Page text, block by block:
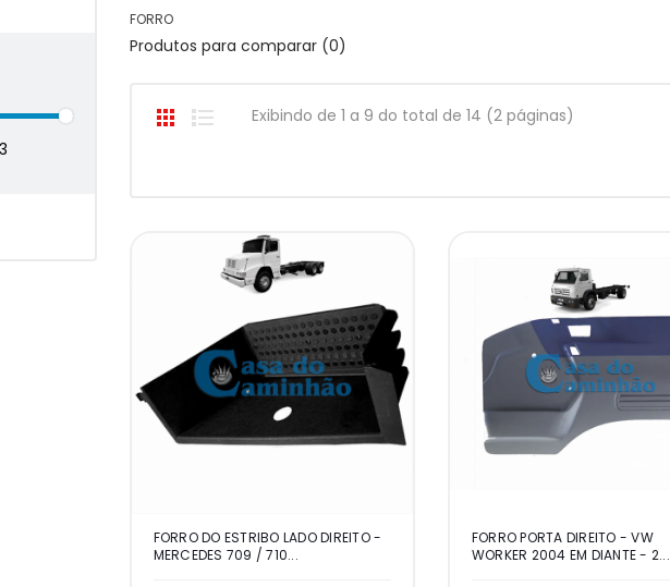
FORRO
Produtos para comparar (0)
Exibindo de 1 a 9 do total de 14 (2 páginas)
FORRO DO ESTRIBO LADO DIREITO -
MERCEDES 709 / 710...
FORRO PORTA DIREITO - VW
WORKER 2004 EM DIANTE - 2...